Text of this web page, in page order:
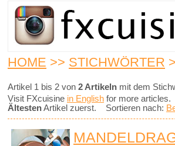
HOME >> STICHWÖRTER
Artikel 1 bis 2 von 2 Artikeln mit dem
Visit FXcuisine in English for more articles.
ÄltestenArtikel zuerst. Sortieren nach: